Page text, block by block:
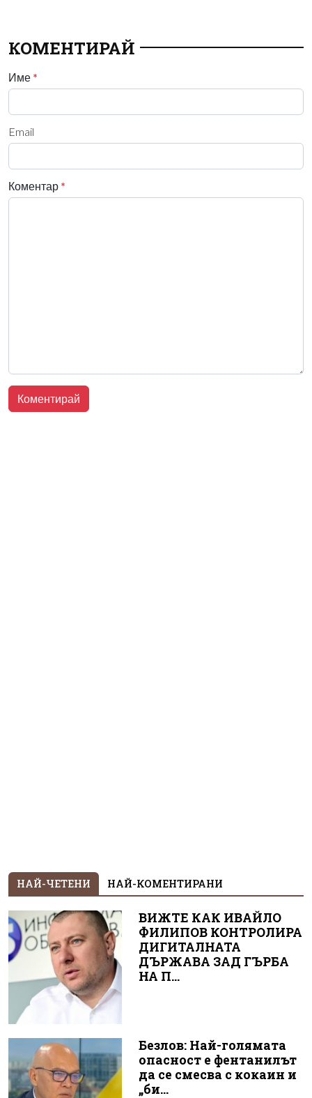
КОМЕНТИРАЙ
Име *
Email
Коментар *
НАЙ-ЧЕТЕНИ НАЙ-КОМЕНТИРАНИ
ВИЖТЕ КАК ИВАЙЛО
ФИЛИПОВ КОНТРОЛИРА
ДИГИТАЛНАТА
ДЪРЖАВА ЗАД ГЪРБА
НА П...
Безлов: Най-голямата
опасност е фентанилът
да се смесва с кокаин и
„би...